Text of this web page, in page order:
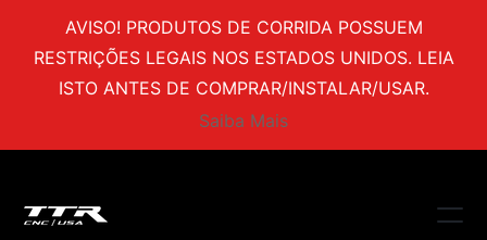
AVISO! PRODUTOS DE CORRIDA POSSUEM
RESTRIÇÕES LEGAIS NOS ESTADOS UNIDOS. LEIA
ISTO ANTES DE COMPRAR/INSTALAR/USAR.
Saiba Mais